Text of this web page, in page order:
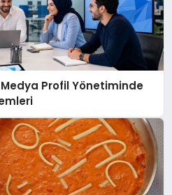
Profil Yönetiminde